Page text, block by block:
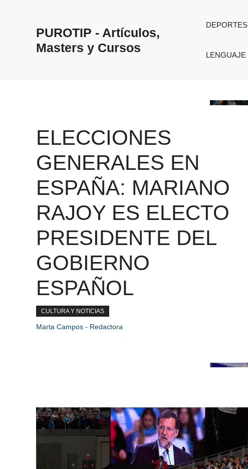
PUROTIP - Artículos,
Masters y Cursos
DEPORTES
LENGUAJE
ELECCIONES
GENERALES EN
ESPAÑA: MARIANO
RAJOY ES ELECTO
PRESIDENTE DEL
GOBIERNO
ESPAÑOL
CULTURA Y NOTICIAS
Marta Campos - Redactora